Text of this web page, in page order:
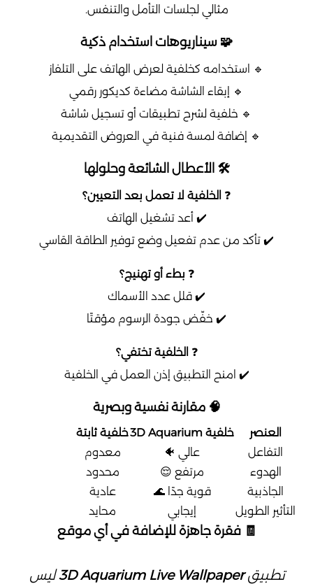
مثالي لجلسات التأمل والتنفس.
🧩 سيناريوهات استخدام ذكية
🔹 استخدامه كخلفية لعرض الهاتف على التلفاز
🔹 إبقاء الشاشة مضاءة كديكور رقمي
🔹 خلفية لشرح تطبيقات أو تسجيل شاشة
🔹 إضافة لمسة فنية في العروض التقديمية
🛠️ الأعطال الشائعة وحلولها
❓ الخلفية لا تعمل بعد التعيين؟
✔️ أعد تشغيل الهاتف
✔️ تأكد من عدم تفعيل وضع توفير الطاقة القاسي
❓ بطء أو تهنيج؟
✔️ قلل عدد الأسماك
✔️ خفّض جودة الرسوم مؤقتًا
❓ الخلفية تختفي؟
✔️ امنح التطبيق إذن العمل في الخلفية
🧠 مقارنة نفسية وبصرية
العنصر خلفية 3D Aquarium
خلفية ثابتة
التفاعل
عالي 🐠
معدوم
الهدوء
مرتفع 😌
محدود
الجاذبية
قوية جدًا 🌊
عادية
التأثير الطويل
إيجابي محايد
🧾 فقرة جاهزة للإضافة في أي موقع
تطبيق3D Aquarium Live Wallpaperليس